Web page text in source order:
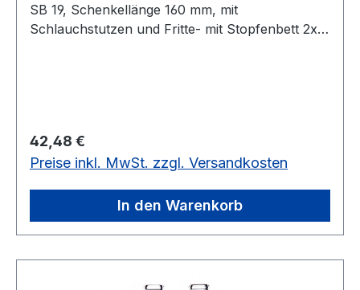
SB 19, Schenkellänge 160 mm, mit
Schlauchstutzen und Fritte- mit Stopfenbett 2x
Regulärer Preis:
42,48 €
Preise inkl. MwSt. zzgl. Versandkosten
In den Warenkorb